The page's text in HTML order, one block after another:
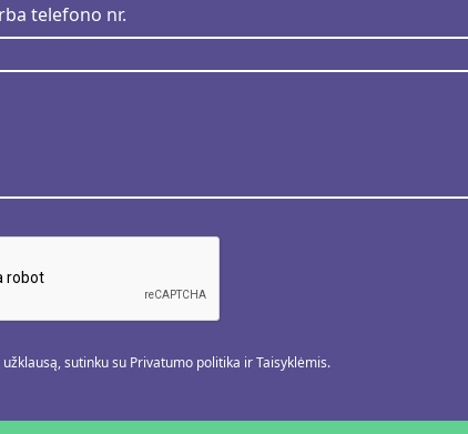
sutinku su Privatumo politika ir Taisyklėmis.